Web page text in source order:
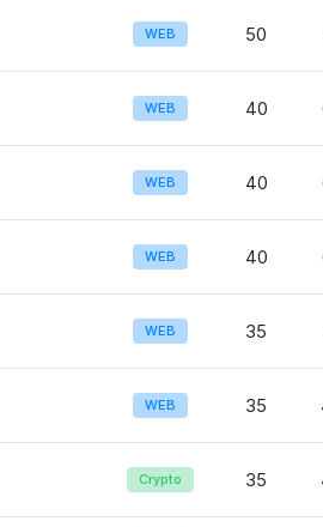
WEB 50
WEB 40
WEB 40
WEB 40
WEB 35
WEB 35
Crypto 35